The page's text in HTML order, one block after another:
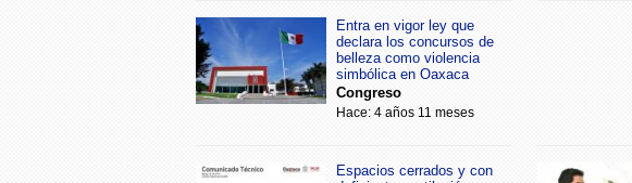
Entra en vigor ley que
declara los concursos de
belleza como violencia
simbólica en Oaxaca
Congreso
Hace: 4 años 11 meses
Espacios cerrados y con